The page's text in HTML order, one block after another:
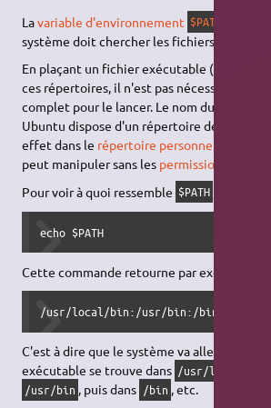
Lavariable d'environnement $PATH
système doit chercher les fichiers
En plaçant un fichier exécutable (comme
ces répertoires, il n'est pas nécessaire de
complet pour le lancer. Le nom du fichier
Ubuntu dispose d'un répertoire des
effet dans le répertoire personnel
peut manipuler sans les permissions
Pour voir à quoi ressemble $PATH
echo $PATH
Cette commande retourne par exemple :
/usr/local/bin:/usr/bin:/bin:/usr/bin/
C'est à dire que le système va aller voir si un
exécutable se trouve dans /usr/local/bin
/usr/bin , puis dans /bin , etc.